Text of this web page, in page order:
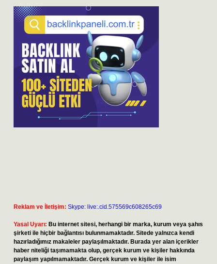
Reklam ve İletişim: Skype: live:.cid.575569c608265c69
Yasal Uyarı: Bu internet sitesi, herhangi bir marka, kurum veya şahıs
şirketi ile hiçbir bağlantısı bulunmamaktadır. Sitede yalnızca kendi
hazırladığımız makaleler paylaşılmaktadır. Burada yer alan içerikler
haber niteliği taşımamakta olup, gerçek kurum ve kişiler hakkında
paylaşım yapılmamaktadır. Gerçek kurum ve kişiler ile isim